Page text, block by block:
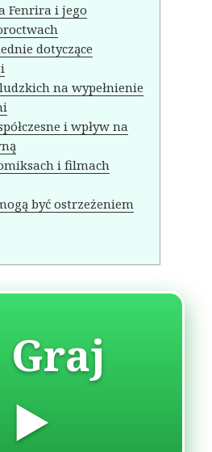
Fenrira i jego
dotyczące
na wypełnienie
i wpływ na
i filmach
być ostrzeżeniem
Graj
▶️